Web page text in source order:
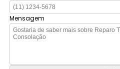
Mensagem